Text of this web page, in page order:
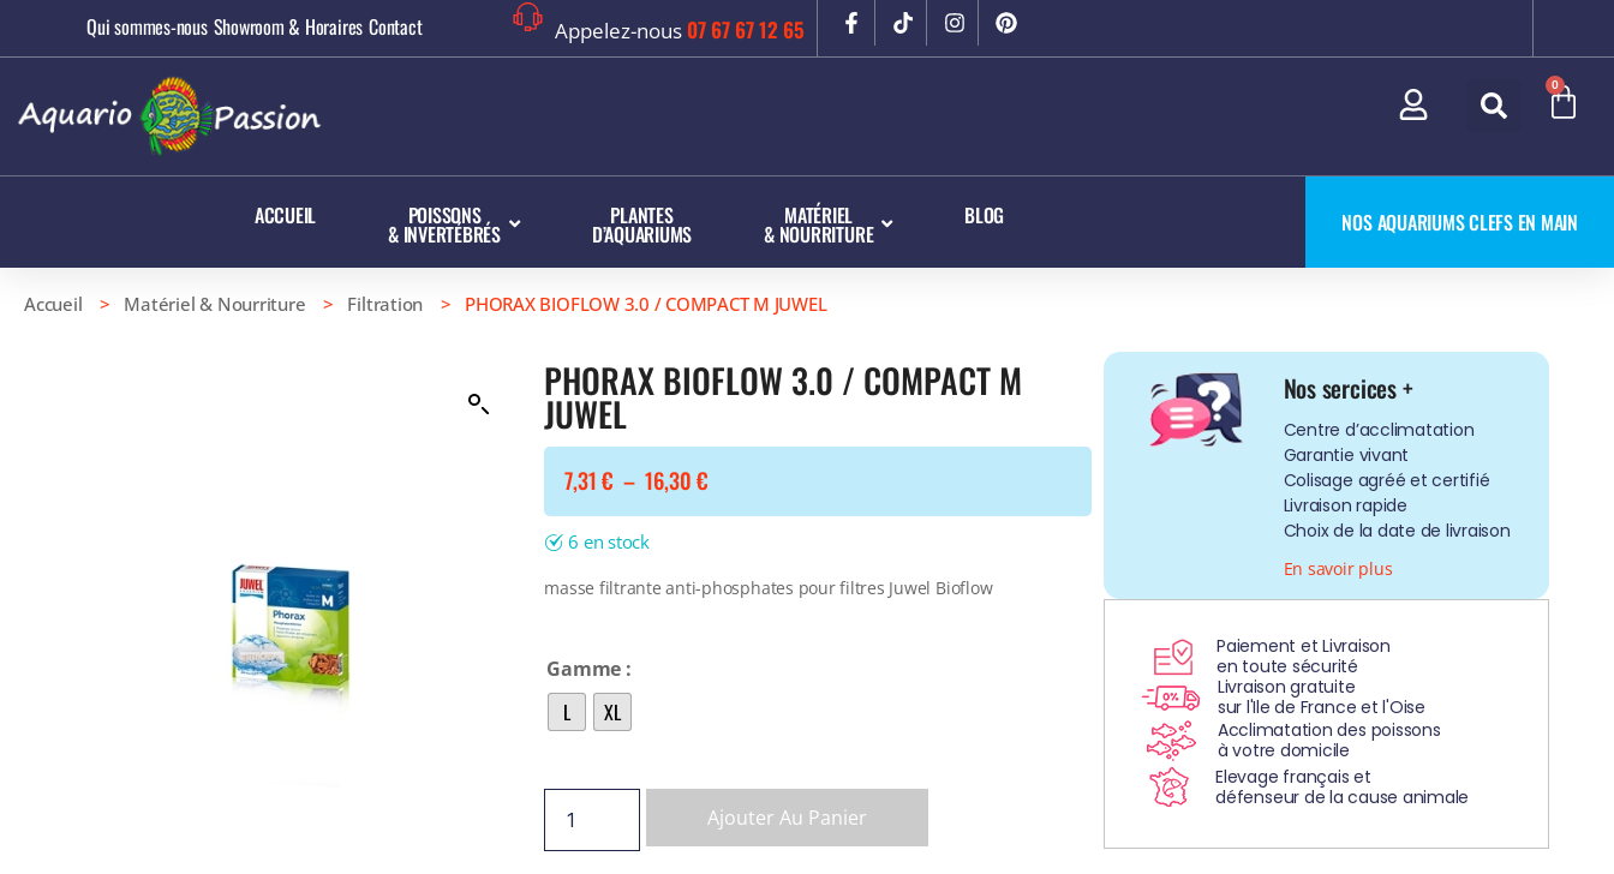
Qui sommes-nous Showroom & Horaires Contact Appelez-nous 07 67 67 12 65
0
ACCUEIL POISSONS
& INVERTÉBRÉS
PLANTES
D’AQUARIUMS
MATÉRIEL
& NOURRITURE
BLOG NOS AQUARIUMS CLEFS EN MAIN
Accueil > Matériel & Nourriture > Filtration > PHORAX BIOFLOW 3.0 / COMPACT M JUWEL
PHORAX BIOFLOW 3.0 / COMPACT M
JUWEL
7,31€ – 16,30€
6 en stock
masse filtrante anti-phosphates pour filtres Juwel Bioflow
Gamme
L XL
Ajouter Au Panier
Nos sercices +
Centre d’acclimatation
Garantie vivant
Colisage agréé et certifié
Livraison rapide
Choix de la date de livraison
En savoir plus
Paiement et Livraison
en toute sécurité
Livraison gratuite
sur l'Ile de France et l'Oise
Acclimatation des poissons
à votre domicile
Elevage français et
défenseur de la cause animale